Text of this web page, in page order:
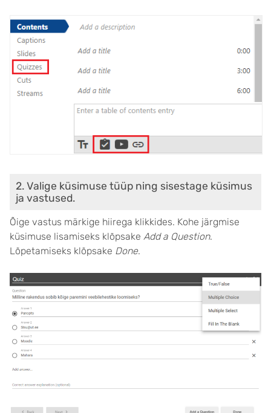
2. Valige küsimuse tüüp ning sisestage küsimus
ja vastused.
Õige vastus märkige hiirega klikkides. Kohe järgmise
küsimuse lisamiseks klõpsake Add a Question.
Lõpetamiseks klõpsake Done.